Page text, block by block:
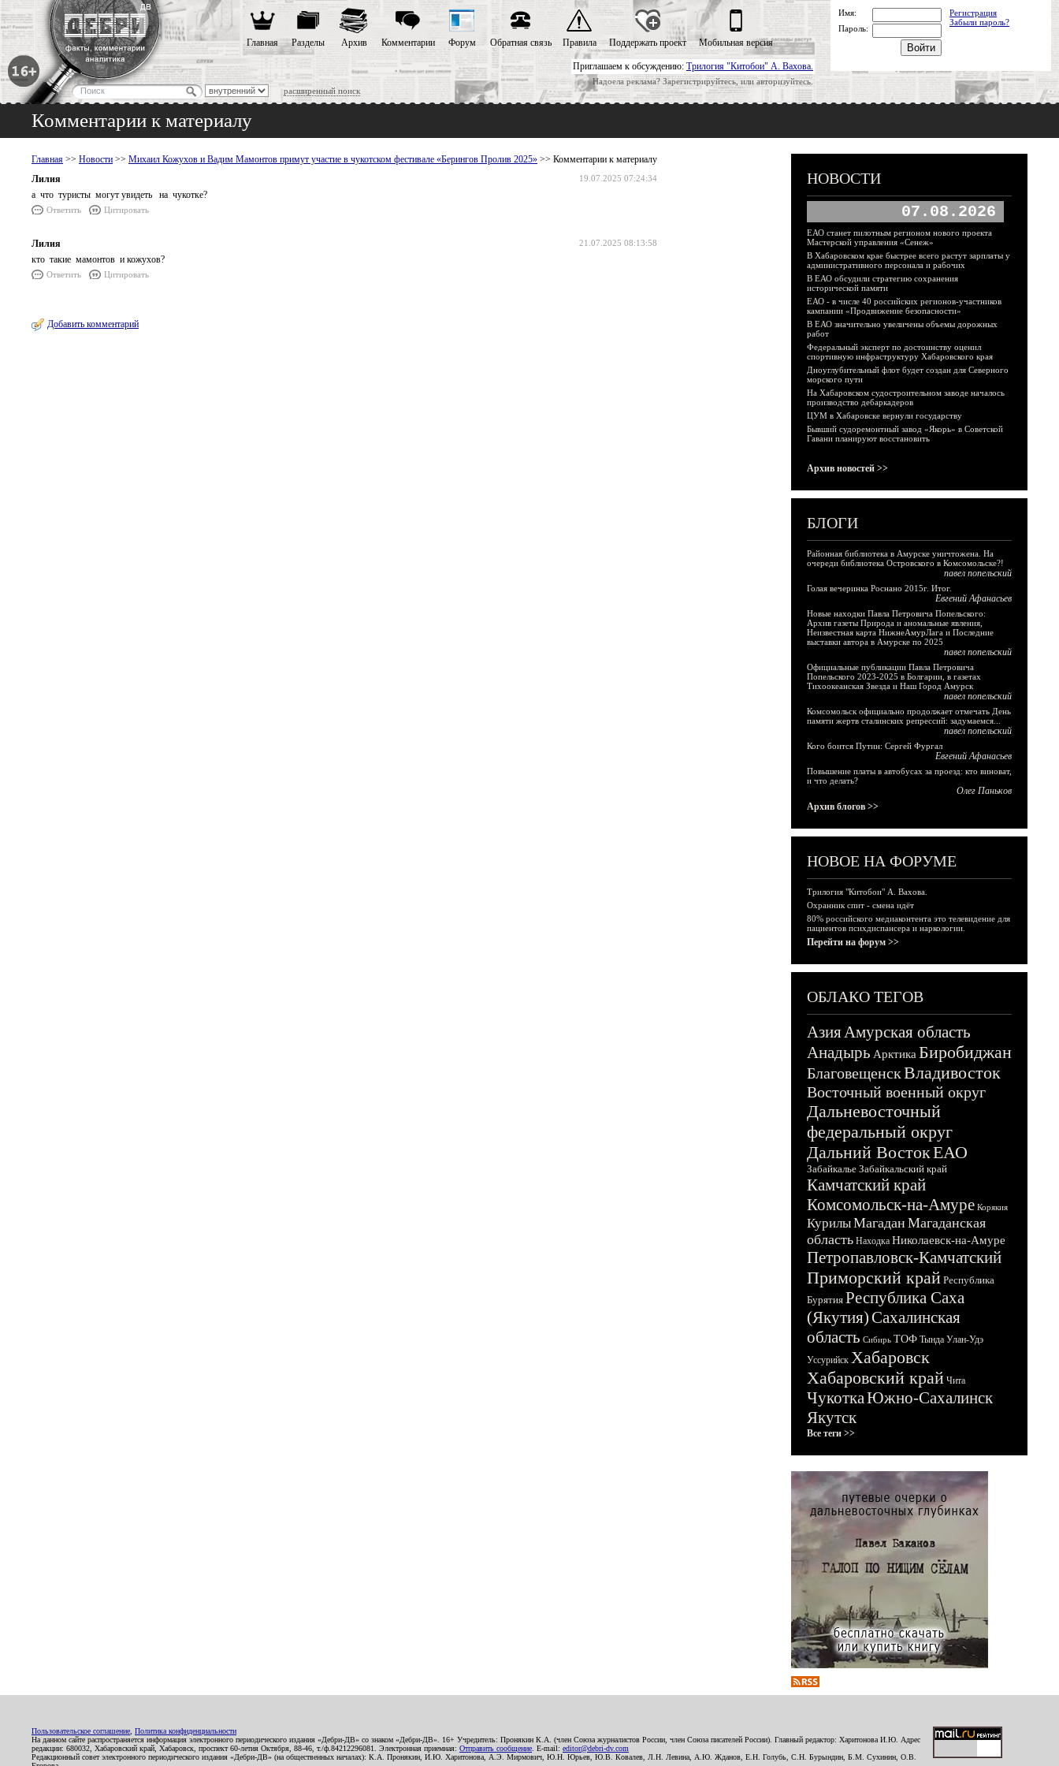
Приглашаем к обсуждению: Трилогия "Китобои" А. Вахова.
Надоела реклама? Зарегистрируйтесь, или авторизуйтесь.
расширенный поиск
Главная Разделы Архив Комментарии Форум Обратная связь Правила Поддержать проект Мобильная версия
Имя:
Регистрация
Забыли пароль?
Пароль:
Комментарии к материалу
Главная >> Новости >> Михаил Кожухов и Вадим Мамонтов примут участие в чукотском фестивале «Берингов Пролив 2025» >> Комментарии к материалу
19.07.2025 07:24:34
Лилия
а что туристы могут увидеть на чукотке?
Ответить Цитировать
21.07.2025 08:13:58
Лилия
кто такие мамонтов и кожухов?
Ответить Цитировать
Добавить комментарий
НОВОСТИ
07.08.2026
ЕАО станет пилотным регионом нового проекта
Мастерской управления «Сенеж»
В Хабаровском крае быстрее всего растут зарплаты у
административного персонала и рабочих
В ЕАО обсудили стратегию сохранения
исторической памяти
ЕАО - в числе 40 российских регионов-участников
кампании «Продвижение безопасности»
В ЕАО значительно увеличены объемы дорожных
работ
Федеральный эксперт по достоинству оценил
спортивную инфраструктуру Хабаровского края
Дноуглубительный флот будет создан для Северного
морского пути
На Хабаровском судостроительном заводе началось
производство дебаркадеров
ЦУМ в Хабаровске вернули государству
Бывший судоремонтный завод «Якорь» в Советской
Гавани планируют восстановить
Архив новостей >>
БЛОГИ
Районная библиотека в Амурске уничтожена. На
очереди библиотека Островского в Комсомольске?!
павел попельский
Голая вечеринка Роснано 2015г. Итог.
Евгений Афанасьев
Новые находки Павла Петровича Попельского:
Архив газеты Природа и аномальные явления,
Неизвестная карта НижнеАмурЛага и Последние
выставки автора в Амурске по 2025
павел попельский
Официальные публикации Павла Петровича
Попельского 2023-2025 в Болгарии, в газетах
Тихоокеанская Звезда и Наш Город Амурск
павел попельский
Комсомольск официально продолжает отмечать День
памяти жертв сталинских репрессий: задумаемся...
павел попельский
Кого боится Путин: Сергей Фургал
Евгений Афанасьев
Повышение платы в автобусах за проезд: кто виноват,
и что делать?
Олег Паньков
Архив блогов >>
НОВОЕ НА ФОРУМЕ
Трилогия "Китобои" А. Вахова.
Охранник спит - смена идёт
80% российского медиаконтента это телевидение для
пациентов психдиспансера и наркологии.
Перейти на форум >>
ОБЛАКО ТЕГОВ
АзияАмурская область
Анадырь Арктика Биробиджан
БлаговещенскВладивосток
Восточный военный округ
Дальневосточный
федеральный округ
Дальний ВостокЕАО
Забайкалье Забайкальский край
Камчатский край
Комсомольск-на-Амуре Корякия
КурилыМагадан Магаданская
область Находка Николаевск-на-Амуре
Петропавловск-Камчатский
Приморский край Республика
Бурятия Республика Саха
(Якутия)Сахалинская
область Сибирь ТОФ Тында Улан-Удэ
Уссурийск Хабаровск
Хабаровский край Чита
ЧукоткаЮжно-Сахалинск
Якутск
Все теги >>
Пользовательское соглашение Политика конфиденциальности
На данном сайте распространяется информация электронного периодического издания «Дебри-ДВ» со знаком «Дебри-ДВ». 16+ Учредитель: Пронякин К.А. (член Союза журналистов России, член Союза писателей России). Главный редактор: Харитонова И.Ю. Адрес
редакции: 680032, Хабаровский край, Хабаровск, проспект 60-летия Октября, 88-46, т./ф.84212296081. Электронная приемная: Отправить сообщение . E-mail: editor@debri-dv.com
Редакционный совет электронного периодического издания «Дебри-ДВ» (на общественных началах): К.А. Пронякин, И.Ю. Харитонова, А.Э. Мирмович, Ю.Н. Юрьев, Ю.В. Ковалев, Л.Н. Левина, А.Ю. Жданов, Е.Н. Голубь, С.Н. Бурындин, Б.М. Сухинин, О.В.